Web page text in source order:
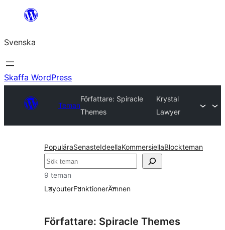
Hoppa
innehåll
Svenska
Skaffa WordPress
Teman
Författare: Spiracle
Themes
Krystal
Lawyer
PopuläraSenasteIdeellaKommersiellaBlockteman
Sök
9 teman
LayouterFunktionerÄmnen
Författare: Spiracle Themes